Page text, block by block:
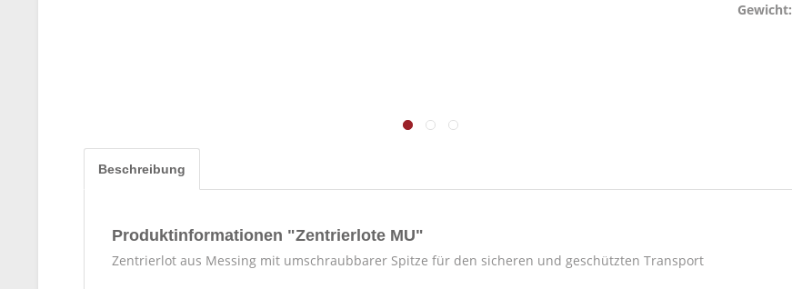
Gewicht:
Beschreibung
Produktinformationen "Zentrierlote MU"
Zentrierlot aus Messing mit umschraubbarer Spitze für den sicheren und geschützten Transport